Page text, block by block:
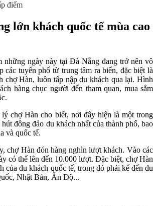
điểm
lớn khách quốc tế mùa cao
những ngày này tại Đà Nẵng đang trở nên vô
các tuyến phố từ trung tâm ra biển, đặc biệt là
chợ Hàn, luôn tấp nập du khách qua lại. Hình
hàng chục người đến tham quan, mua sắm
chợ Hàn cho biết, nơi đây hiện là một trong
đông đảo du khách nhất của thành phố, bao
và quốc tế.
chợ Hàn đón hàng nghìn lượt khách. Vào các
có thể lên đến 10.000 lượt. Đặc biệt, chợ Hàn
của du khách quốc tế, trong đó phải kể đến du
Nhật Bản, Ấn Độ...